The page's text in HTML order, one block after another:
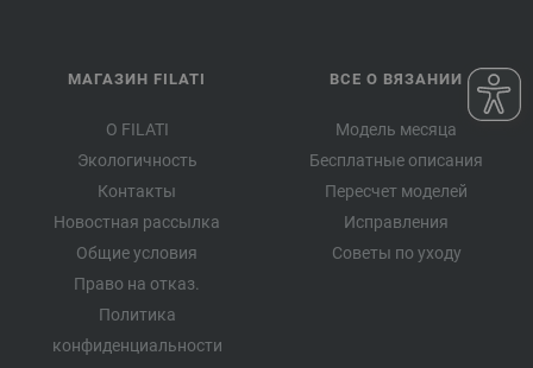
МАГАЗИН FILATI
О FILATI
Экологичность
Контакты
Новостная рассылка
Общие условия
Право на отказ.
Политика
конфиденциальности
ВСЕ О ВЯЗАНИИ
Модель месяца
Бесплатные описания
Пересчет моделей
Исправления
Советы по уходу